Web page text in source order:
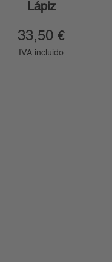
Lápiz
33,50€
IVA incluido